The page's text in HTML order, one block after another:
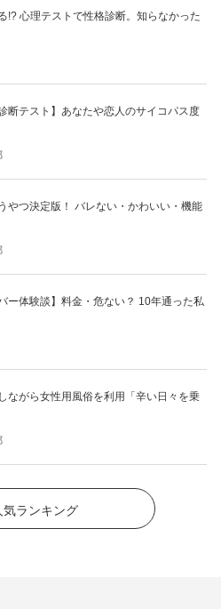
!? 心理テストで性格診断。知らなかった
断テスト】あなたや恋人のサイコパス度
やつ決定版！ バレない・かわいい・機能
ー体験談】料金・危ない？ 10年通った私
ながら女性用風俗を利用「辛い日々を乗
気ランキング